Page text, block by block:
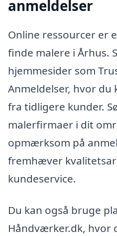
anmeldelser
Online ressourcer er
finde malere i Århus.
hjemmesider som
Anmeldelser, hvor
fra tidligere kunder.
malerfirmaer i dit
opmærksom på
fremhæver
kundeservice.
Du kan også bruge
Håndværker.dk, hvor